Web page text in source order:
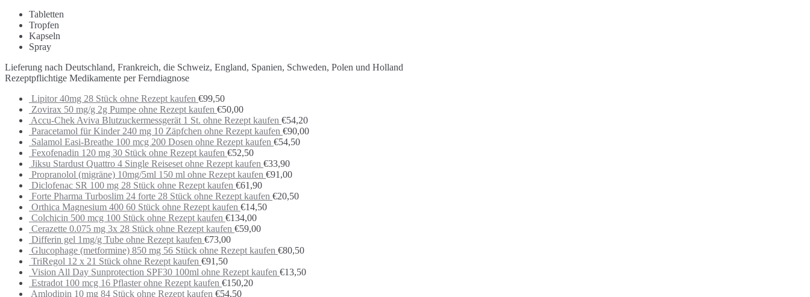
Tabletten
Tropfen
Kapseln
Spray
Lieferung nach Deutschland, Frankreich, die Schweiz, England, Spanien, Schweden, Polen und Holland
Rezeptpflichtige Medikamente per Ferndiagnose
Lipitor 40mg 28 Stück ohne Rezept kaufen €99,50
Zovirax 50 mg/g 2g Pumpe ohne Rezept kaufen €50,00
Accu-Chek Aviva Blutzuckermessgerät 1 St. ohne Rezept kaufen €54,20
Paracetamol für Kinder 240 mg 10 Zäpfchen ohne Rezept kaufen €90,00
Salamol Easi-Breathe 100 mcg 200 Dosen ohne Rezept kaufen €54,50
Fexofenadin 120 mg 30 Stück ohne Rezept kaufen €52,50
Jiksu Stardust Quattro 4 Single Reiseset ohne Rezept kaufen €33,90
Propranolol (migräne) 10mg/5ml 150 ml ohne Rezept kaufen €91,00
Diclofenac SR 100 mg 28 Stück ohne Rezept kaufen €61,90
Forte Pharma Turboslim 24 forte 28 Stück ohne Rezept kaufen €20,50
Orthica Magnesium 400 60 Stück ohne Rezept kaufen €14,50
Colchicin 500 mcg 100 Stück ohne Rezept kaufen €134,00
Cerazette 0.075 mg 3x 28 Stück ohne Rezept kaufen €59,00
Differin gel 1mg/g Tube ohne Rezept kaufen €73,00
Glucophage (metformine) 850 mg 56 Stück ohne Rezept kaufen €80,50
TriRegol 12 x 21 Stück ohne Rezept kaufen €91,50
Vision All Day Sunprotection SPF30 100ml ohne Rezept kaufen €13,50
Estradot 100 mcg 16 Pflaster ohne Rezept kaufen €150,20
Amlodipin 10 mg 84 Stück ohne Rezept kaufen €54,50